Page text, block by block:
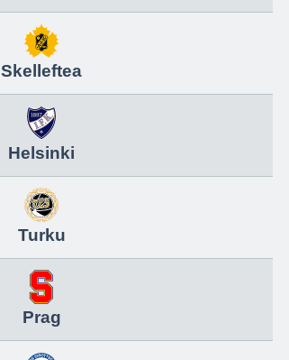
Skelleftea
Helsinki
Turku
Prag